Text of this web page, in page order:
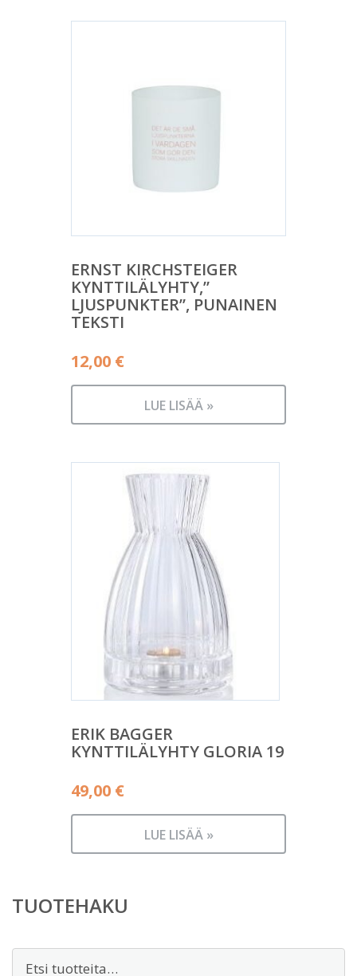
ERNST KIRCHSTEIGER
KYNTTILÄLYHTY,”
LJUSPUNKTER”, PUNAINEN
TEKSTI
12,00 €
LUE LISÄÄ »
ERIK BAGGER
KYNTTILÄLYHTY GLORIA 19
49,00 €
LUE LISÄÄ »
TUOTEHAKU
Etsi: